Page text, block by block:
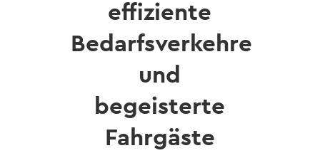
effiziente
Bedarfsverkehre
und
begeisterte
Fahrgäste